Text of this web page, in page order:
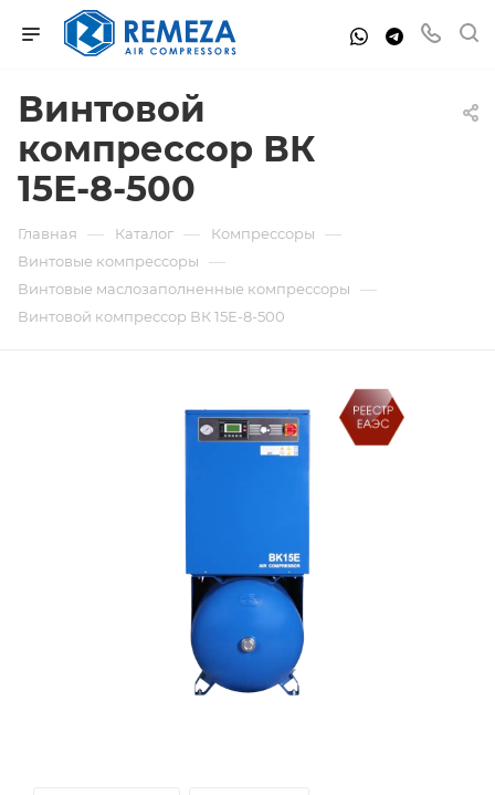
Винтовой
компрессор ВК
15Е-8-500
Главная — Каталог — Компрессоры —
Винтовые компрессоры —
Винтовые маслозаполненные компрессоры —
Винтовой компрессор ВК 15Е-8-500